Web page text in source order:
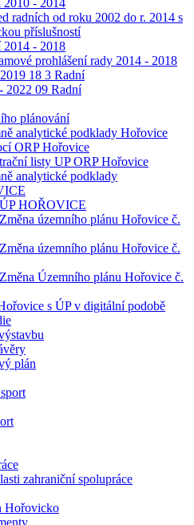
2010 - 2014
radních od roku 2002 do r. 2014 s
příslušností
2014 - 2018
prohlášení rady 2014 - 2018
18 3 Radní
2022 09 Radní
plánování
analytické podklady Hořovice
ORP Hořovice
listy UP ORP Hořovice
analytické podklady
HOŘOVICE
územního plánu Hořovice č.
územního plánu Hořovice č.
Územního plánu Hořovice č.
s ÚP v digitální podobě
plán
zahraniční spolupráce
Hořovicko